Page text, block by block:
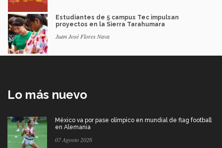
Estudiantes de 5 campus Tec impulsan
proyectos en la Sierra Tarahumara
Juan José Flores Nava
Lo más nuevo
México va por pase olímpico en mundial de flag football
en Alemania
07 Agosto 2026